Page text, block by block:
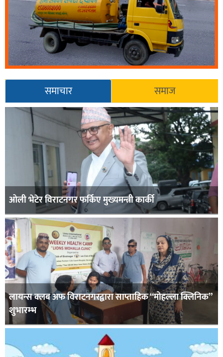
समाचार समाज
ओली भेटेर विराटनगर फर्किए मुख्यमन्त्री कार्की
लायन्स क्लब अफ विराटनगरद्वारा साप्ताहिक “मोहल्ला क्लिनिक”
शुभारम्भ